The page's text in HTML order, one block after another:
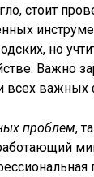
стоит
но
Важно
всех важных
проблем,